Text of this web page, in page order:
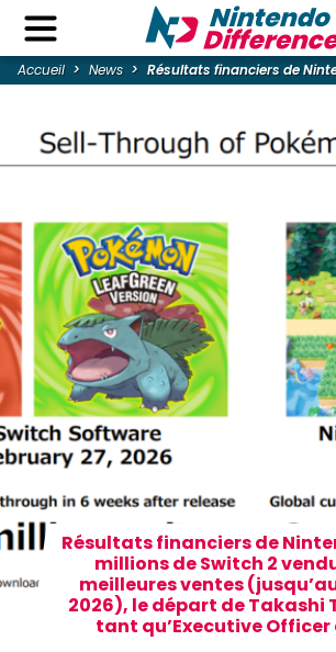
Accueil News Résultats financiers de
Résultats financiers de
millions de Switch 2
meilleures ventes
2026), le départ de Takashi
tant qu’Executive Officer